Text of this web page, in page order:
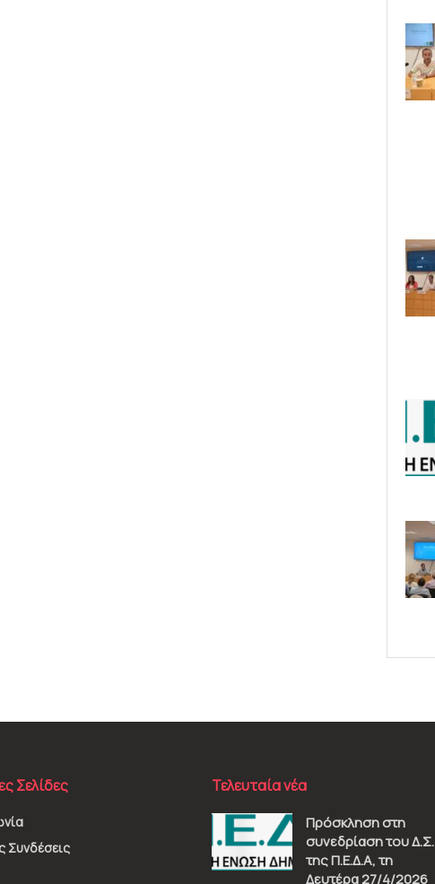
Σελίδες
Συνδέσεις
Τελευταία νέα
Πρόσκληση στη
συνεδρίαση του Δ.Σ.
της Π.Ε.Δ.Α, τη
Δευτέρα 27/4/2026